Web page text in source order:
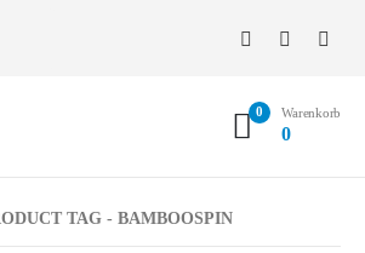
0 Warenkorb
0
TAG - BAMBOOSPIN